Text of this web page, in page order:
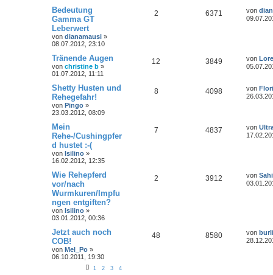
Bedeutung
Gamma GT
Leberwert
von dianamausi »
08.07.2012, 23:10
2 6371 von
Tränende Augen
von christine b »
01.07.2012, 11:11
12 3849 von
Shetty Husten und
Rehegefahr!
von Pingo »
23.03.2012, 08:09
8 4098 von
Mein
Rehe-/Cushingpfer
d hustet :-(
von Isilino »
16.02.2012, 12:35
7 4837 von
Wie Rehepferd
vor/nach
Wurmkuren/Impfu
ngen entgiften?
von Isilino »
03.01.2012, 00:36
2 3912 von
Jetzt auch noch
COB!
von Mel_Po »
06.10.2011, 19:30
1 2 3 4
48 8580 von burli